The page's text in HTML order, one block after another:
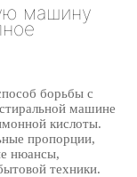
машину
борьбы с
машине
кислоты.
пропорции,
нюансы,
техники.